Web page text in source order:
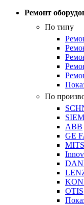
Ремонт
По типу
По
ABB
GE
OTIS